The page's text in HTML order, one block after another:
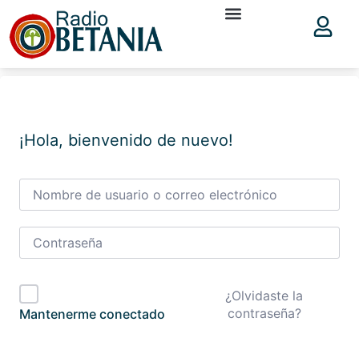
¡Hola, bienvenido de nuevo!
Mantenerme conectado
¿Olvidaste la
contraseña?